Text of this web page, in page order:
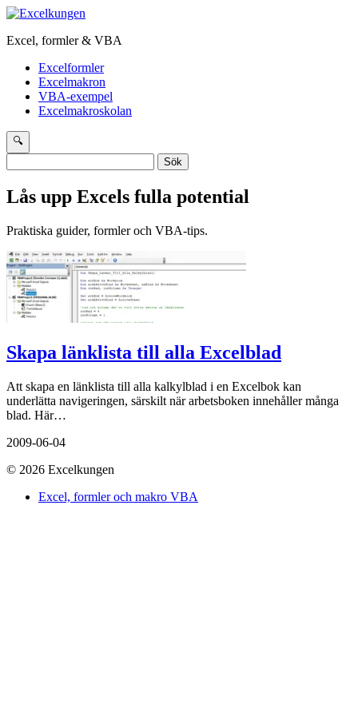
Excel, formler & VBA
Excelformler
Excelmakron
VBA-exempel
Excelmakroskolan
🔍
efter:
Lås upp Excels fulla potential
Praktiska guider, formler och VBA-tips.
Skapa länklista till alla Excelblad
Att skapa en länklista till alla kalkylblad i en Excelbok kan
underlätta navigeringen, särskilt när arbetsboken innehåller många
blad. Här…
2009-06-04
© 2026 Excelkungen
Excel, formler och makro VBA